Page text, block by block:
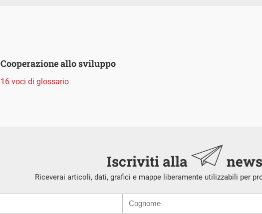
Cooperazione allo sviluppo
16 voci di glossario
Iscriviti alla
Riceverai articoli, dati, grafici e mappe liberamente utilizzabili per